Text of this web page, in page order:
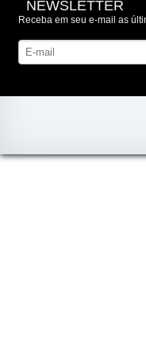
NEWSLETTER
Receba em seu e-mail as